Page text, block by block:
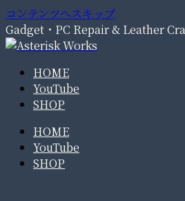
コンテンツへスキップ
Gadget・PC Repair & Leather
HOME
YouTube
SHOP
HOME
YouTube
SHOP